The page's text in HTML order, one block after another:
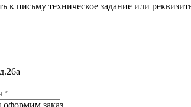
к письму техническое задание или